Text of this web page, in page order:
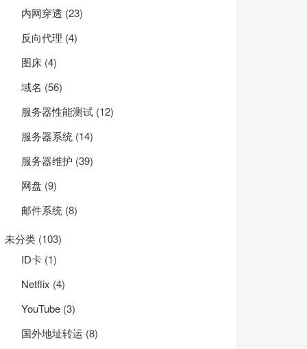
内网穿透 (23)
反向代理 (4)
图床 (4)
域名 (56)
服务器性能测试 (12)
服务器系统 (14)
服务器维护 (39)
网盘 (9)
邮件系统 (8)
未分类 (103)
ID卡 (1)
Net­flix (4)
YouTube (3)
国外地址转运 (8)